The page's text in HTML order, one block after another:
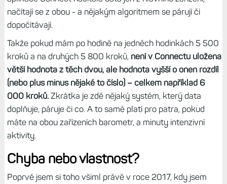
načítají se z obou - a nějakým algoritmem se párují či
dopočítávají.
Takže pokud mám po hodině na jedněch hodinkách 5 500
kroků a na druhých 5 800 kroků, není v Connectu uložena
větší hodnota z těch dvou, ale hodnota vyšší o onen rozdíl
(nebo plus minus nějaké to číslo) – celkem například 6
000 kroků.Zkrátka je zdě nějaký systém, který data
doplňuje, páruje či co. A to samé platí pro patra, pokud
máte na obou zařízeních barometr, a minuty intenzivní
aktivity.
Chyba nebo vlastnost?
Poprvé jsem si toho všiml právě v roce 2017, kdy jsem